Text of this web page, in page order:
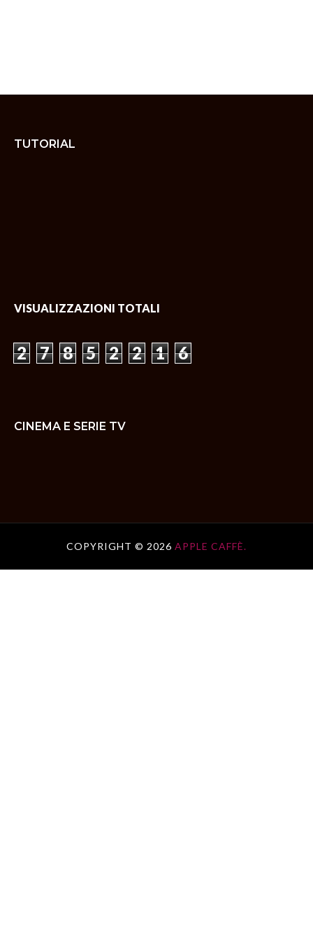
TUTORIAL
VISUALIZZAZIONI TOTALI
2 7 8 5 2 2 1 6
CINEMA E SERIE TV
COPYRIGHT © 2026 APPLE CAFFÈ.